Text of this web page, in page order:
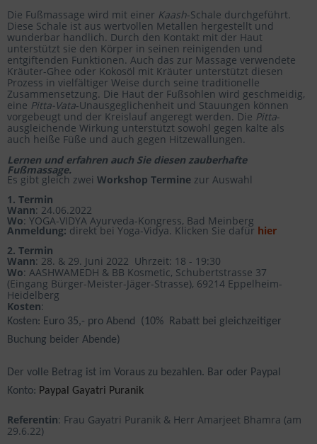
Die Fußmassage wird mit einer Kaash-Schale durchgeführt.
Diese Schale ist aus wertvollen Metallen hergestellt und
wunderbar handlich. Durch den Kontakt mit der Haut
unterstützt sie den Körper in seinen reinigenden und
entgiftenden Funktionen. Auch das zur Massage verwendete
Kräuter-Ghee oder Kokosöl mit Kräuter unterstützt diesen
Prozess in vielfältiger Weise durch seine traditionelle
Zusammensetzung. Die Haut der Fußsohlen wird geschmeidig,
eine Pitta-Vata-Unausgeglichenheit und Stauungen können
vorgebeugt und der Kreislauf angeregt werden. Die Pitta-
ausgleichende Wirkung unterstützt sowohl gegen kalte als
auch heiße Füße und auch gegen Hitzewallungen.
Lernen und erfahren auch Sie diesen zauberhafte
Fußmassage.
Es gibt gleich zwei Workshop Termine zur Auswahl
1. Termin
Wann: 24.06.2022
Wo: YOGA-VIDYA Ayurveda-Kongress, Bad Meinberg
Anmeldung: direkt bei Yoga-Vidya. Klicken Sie dafür hier
2. Termin
Wann: 28. & 29. Juni 2022 Uhrzeit: 18 - 19:30
Wo: AASHWAMEDH & BB Kosmetic, Schubertstrasse 37
(Eingang Bürger-Meister-Jäger-Strasse), 69214 Eppelheim-
Heidelberg
Kosten:
Kosten: Euro 35,- pro Abend (10% Rabatt bei gleichzeitiger
Buchung beider Abende)
Der volle Betrag ist im Voraus zu bezahlen. Bar oder Paypal
Konto: Paypal Gayatri Puranik
Referentin: Frau Gayatri Puranik & Herr Amarjeet Bhamra (am
29.6.22)